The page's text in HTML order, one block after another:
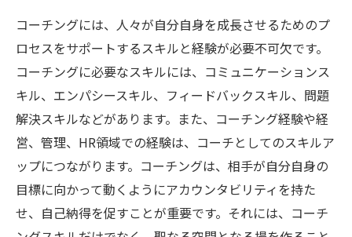
コーチングには、人々が自分自身を成長させるためのプ
ロセスをサポートするスキルと経験が必要不可欠です。
コーチングに必要なスキルには、コミュニケーションス
キル、エンパシースキル、フィードバックスキル、問題
解決スキルなどがあります。また、コーチング経験や経
営、管理、HR領域での経験は、コーチとしてのスキルア
ップにつながります。コーチングは、相手が自分自身の
目標に向かって動くようにアカウンタビリティを持た
せ、自己納得を促すことが重要です。それには、コーチ